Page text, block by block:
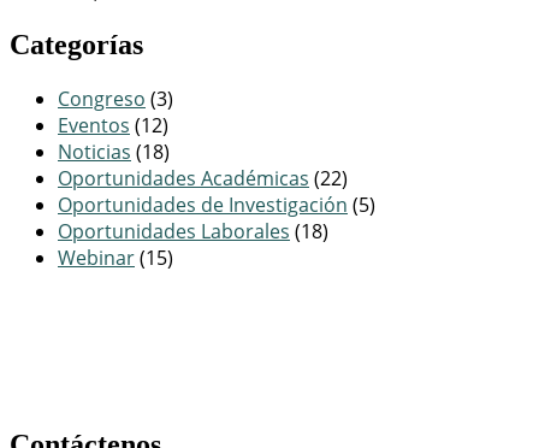
Categorías
Congreso (3)
Eventos (12)
Noticias (18)
Oportunidades Académicas (22)
Oportunidades de Investigación (5)
Oportunidades Laborales (18)
Webinar(15)